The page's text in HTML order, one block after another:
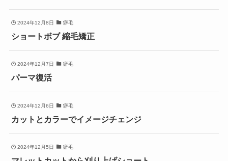
2024年12月8日 癖毛
ショートボブ 縮毛矯正
2024年12月7日 癖毛
パーマ復活
2024年12月6日 癖毛
カットとカラーでイメージチェンジ
2024年12月5日 癖毛